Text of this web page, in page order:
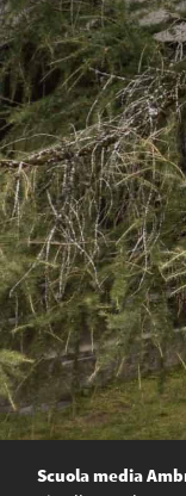
Scuola media